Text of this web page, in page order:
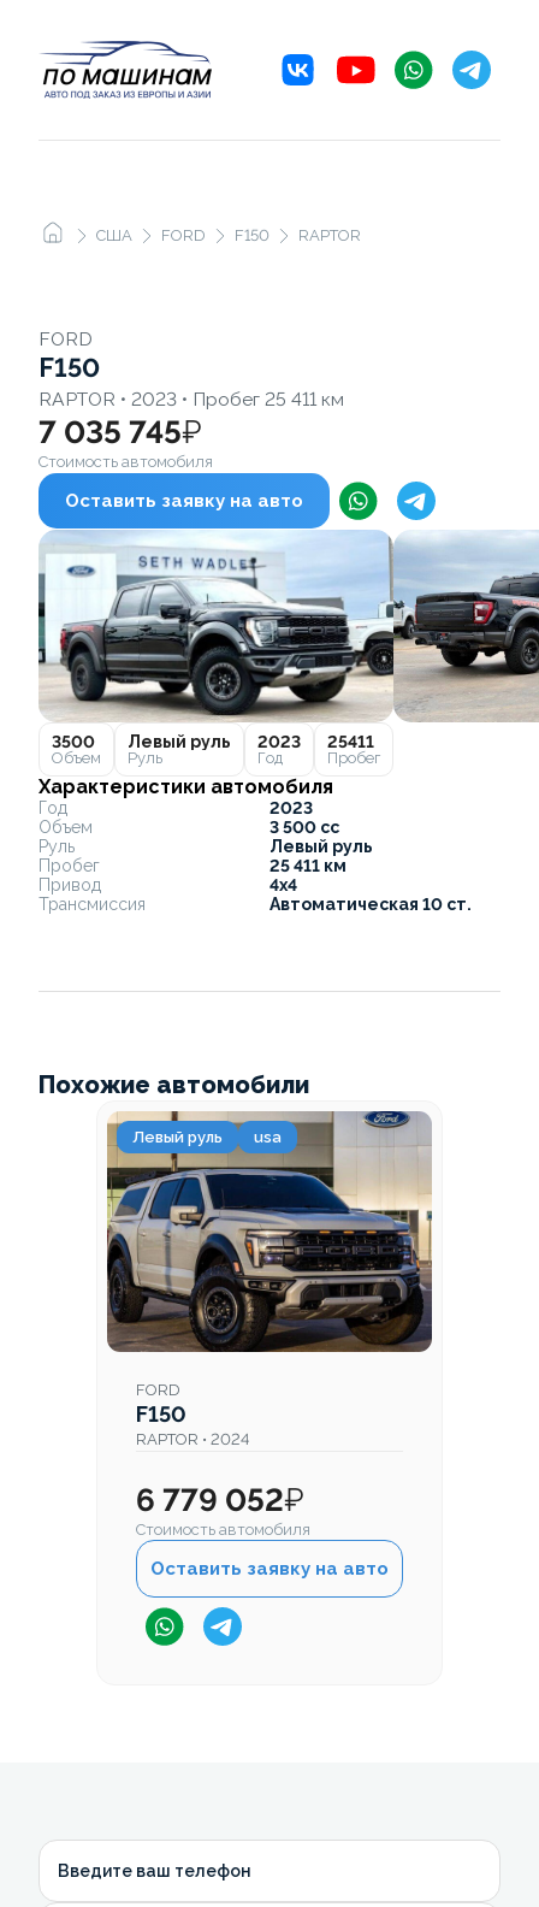
США FORD F150 RAPTOR
FORD
F150
RAPTOR • 2023 • Пробег 25 411 км
7 035 745₽
Стоимость автомобиля
Оставить заявку на авто
3500
Объем
Левый руль
Руль
2023
Год
25411
Пробег
Характеристики автомобиля
Год
2023
Объем
3 500 cc
Руль
Левый руль
Пробег
25 411 км
Привод
4x4
Трансмиссия
Автоматическая 10 ст.
Похожие автомобили
Левый руль usa
FORD
F150
RAPTOR • 2024
6 779 052₽
Стоимость автомобиля
Оставить заявку на авто
Введите ваш телефон